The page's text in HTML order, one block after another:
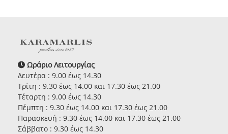
Ωράριο Λειτουργίας
Δευτέρα : 9.00 έως 14.30
Τρίτη : 9.30 έως 14.00 και 17.30 έως 21.00
Τέταρτη : 9.00 έως 14.30
Πέμπτη : 9.30 έως 14.00 και 17.30 έως 21.00
Παρασκευή : 9.30 έως 14.00 και 17.30 έως 21.00
Σάββατο : 9.30 έως 14.30